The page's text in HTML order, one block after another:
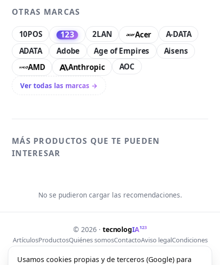
OTRAS MARCAS
10POS 123 2LAN Acer
A-DATA
ADATA
Adobe Age of Empires
Aisens
AMD
Anthropic AOC
Ver todas las marcas →
MÁS PRODUCTOS QUE TE PUEDEN
INTERESAR
No se pudieron cargar las recomendaciones.
© 2026 · tecnologIA123
ArtículosProductosQuiénes somosContactoAviso legalCondiciones
Usamos cookies propias y de terceros (Google) para